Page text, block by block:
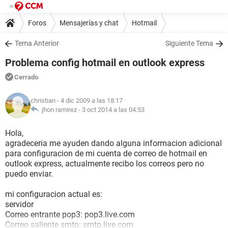
Foros Mensajerías y chat Hotmail
Tema Anterior Siguiente Tema
Problema config hotmail en outlook express
Cerrado
christian - 4 dic 2009 a las 18:17
jhon ramirez - 3 oct 2014 a las 04:53
Hola,
agradeceria me ayuden dando alguna informacion adicional
para configuracion de mi cuenta de correo de hotmail en
outlook express, actualmente recibo los correos pero no
puedo enviar.
mi configuracion actual es:
servidor
Correo entrante pop3: pop3.live.com
Correo saliente smtp: smtp.live.com